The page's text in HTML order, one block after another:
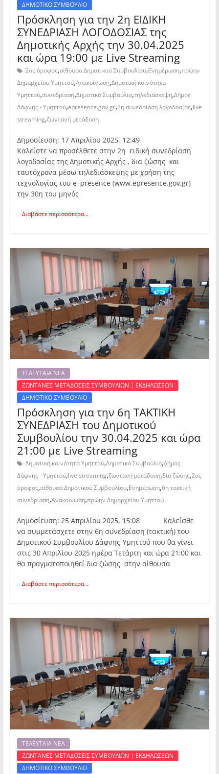
ΔΗΜΟΤΙΚΟ ΣΥΜΒΟΥΛΙΟ
Πρόσκληση για την 2η ΕΙΔΙΚΗ
ΣΥΝΕΔΡΙΑΣΗ ΛΟΓΟΔΟΣΙΑΣ της
Δημοτικής Αρχής την 30.04.2025
και ώρα 19:00 με Live Streaming
2ος όροφος,αίθουσα Δημοτικού Συμβουλίου,Ενημέρωση,πρώην
Δημαρχείου Υμηττού,Ανακοίνωση,Δημοτική κοινότητα
Υμηττού,συνεδρίαση,Δημοτικό Συμβούλιο,τηλεδιάσκεψη,Δήμος
Δάφνης - Υμηττού,epresence.gov.gr,2η συνεδρίαση λογοδοσίας,live
streaming,ζωντανή μετάδοση
Δημοσίευση: 17 Απριλίου 2025, 12:49
Καλείστε να προσέλθετε στην 2η ειδική συνεδρίαση
λογοδοσίας της Δημοτικής Αρχής , δια ζώσης και
ταυτόχρονα μέσω τηλεδιάσκεψης με χρήση της
τεχνολογίας του e–presence (www.epresence.gov.gr)
την 30η του μηνός
Διαβάστε περισσότερα...
ΤΕΛΕΥΤΑΙΑ ΝΕΑ
ΖΩΝΤΑΝΕΣ ΜΕΤΑΔΟΣΕΙΣ ΣΥΜΒΟΥΛΙΩΝ | ΕΚΔΗΛΩΣΕΩΝ
ΔΗΜΟΤΙΚΟ ΣΥΜΒΟΥΛΙΟ
Πρόσκληση για την 6η ΤΑΚΤΙΚΗ
ΣΥΝΕΔΡΙΑΣΗ του Δημοτικού
Συμβουλίου την 30.04.2025 και ώρα
21:00 με Live Streaming
Δημοτική κοινότητα Υμηττού,Δημοτικό Συμβούλιο,Δήμος
Δάφνης - Υμηττού,live streaming,ζωντανή μετάδοση,δια ζώσης,2ος
όροφος,αίθουσα Δημοτικού Συμβουλίου,Ενημέρωση,6η τακτική
συνεδρίαση,Ανακοίνωση,πρώην Δημαρχείου Υμηττού
Δημοσίευση: 25 Απριλίου 2025, 15:08 Καλείσθε
να συμμετάσχετε στην 6η συνεδρίαση (τακτική) του
Δημοτικού Συμβουλίου Δάφνης-Υμηττού που θα γίνει
στις 30 Απριλίου 2025 ημέρα Τετάρτη και ώρα 21:00 και
θα πραγματοποιηθεί δια ζώσης στην αίθουσα
Διαβάστε περισσότερα...
ΤΕΛΕΥΤΑΙΑ ΝΕΑ
ΖΩΝΤΑΝΕΣ ΜΕΤΑΔΟΣΕΙΣ ΣΥΜΒΟΥΛΙΩΝ | ΕΚΔΗΛΩΣΕΩΝ
ΔΗΜΟΤΙΚΟ ΣΥΜΒΟΥΛΙΟ